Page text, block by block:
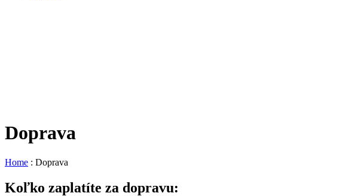
Doprava
Home : Doprava
Koľko zaplatíte za dopravu: